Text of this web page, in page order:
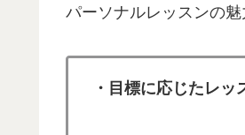
パーソナルレッスンの魅
・目標に応じたレッ